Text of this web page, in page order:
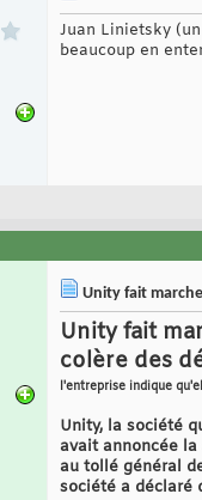
Juan Linietsky
beaucoup en
Unity fait
Unity fait
colère des
l'entreprise indique
Unity, la société
avait annoncée
au tollé général
société a déclaré